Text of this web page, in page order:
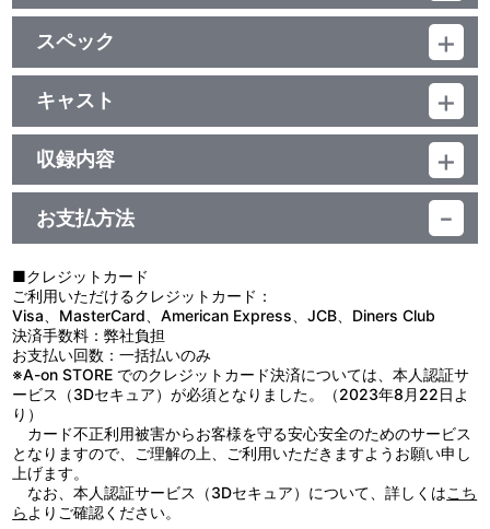
他、仕様
描き下ろしジャケット
スペック
品番：LACA-9450
ジャンル：国内アニメ音楽
アルバム
／98分
キャスト
EFFY(音楽)/SCREEN mode/田所あずさ
収録内容
＜収録曲＞
1：ファントム・ワールドへようこそ ～アバンＡ～
2：僕らの日常
3：川神舞のテーマ
4：ファントム・バトル
5：不確かな現実、リアルな幻想
6：そわそわ…
7：ハプニング！
8：コミカル・バトル
9：リンボーダンス
10：和泉玲奈のテーマ
お支払方法
■クレジットカード
ご利用いただけるクレジットカード：
Visa、MasterCard、American Express、JCB、Diners Club
決済手数料：弊社負担
お支払い回数：一括払いのみ
※A-on STORE でのクレジットカード決済については、本人認証サ
ービス（3Dセキュア）が必須となりました。（2023年8月22日よ
り）
カード不正利用被害からお客様を守る安心安全のためのサービス
となりますので、ご理解の上、ご利用いただきますようお願い申し
上げます。
なお、本人認証サービス（3Dセキュア）について、詳しくはこち
ら よりご確認ください。